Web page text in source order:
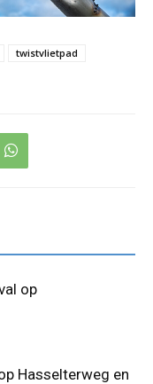
twistvlietpad
op
Hasselterweg en